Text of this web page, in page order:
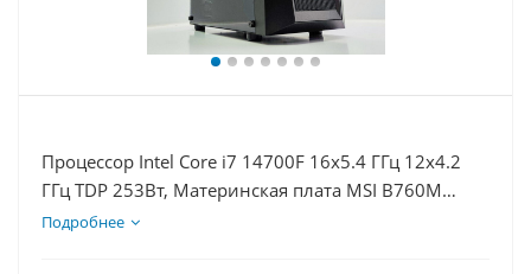
Процессор Intel Core i7 14700F 16x5.4 ГГц 12x4.2
ГГц TDP 253Вт, Материнская плата MSI B760M
BOMBER WIFI D5, Видеокарта RTX 5050 8Гб, Память
Подробнее